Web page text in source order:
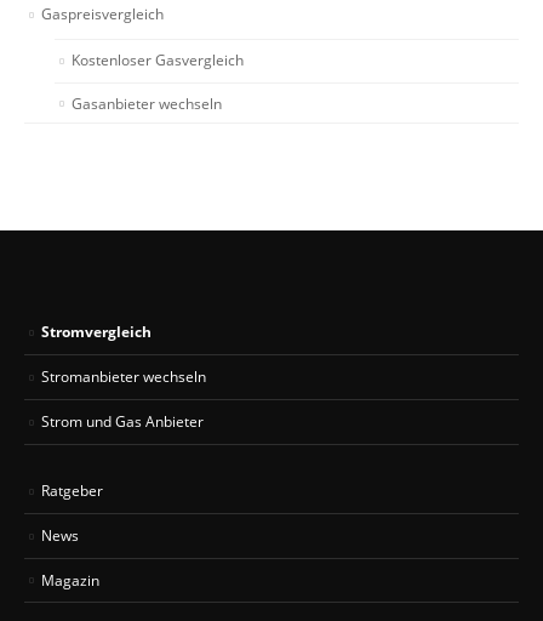
Gaspreisvergleich
Kostenloser Gasvergleich
Gasanbieter wechseln
Stromvergleich
Stromanbieter wechseln
Strom und Gas Anbieter
Ratgeber
News
Magazin